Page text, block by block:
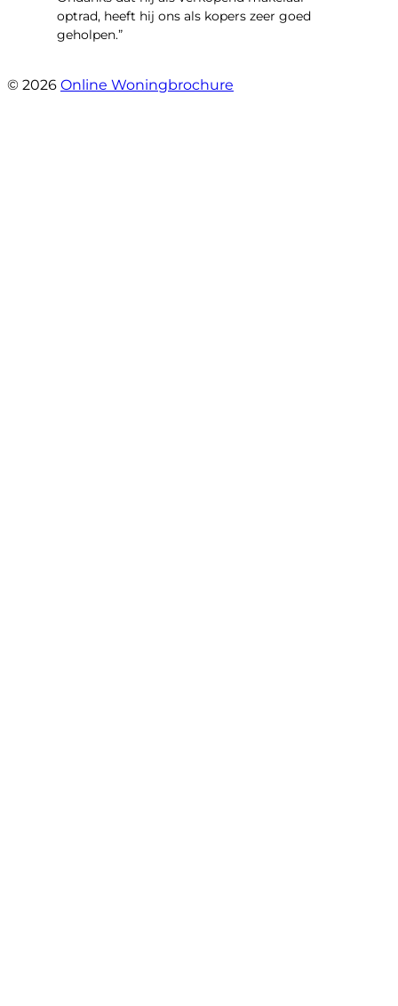
optrad, heeft hij ons als kopers zeer goed
geholpen.”
© 2026 Online Woningbrochure